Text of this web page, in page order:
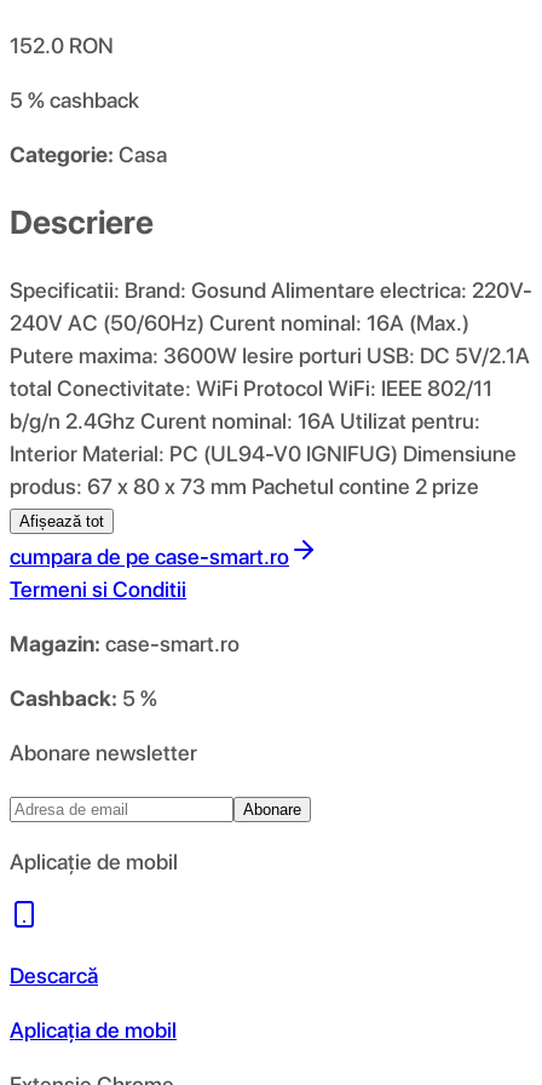
152.0 RON
5 %cashback
Categorie: Casa
Descriere
Specificatii: Brand: Gosund Alimentare electrica: 220V-
240V AC (50/60Hz) Curent nominal: 16A (Max.)
Putere maxima: 3600W Iesire porturi USB: DC 5V/2.1A
total Conectivitate: WiFi Protocol WiFi: IEEE 802/11
b/g/n 2.4Ghz Curent nominal: 16A Utilizat pentru:
Interior Material: PC (UL94-V0 IGNIFUG) Dimensiune
produs: 67 x 80 x 73 mm Pachetul contine 2 prize
Afișează tot
cumpara de pe case-smart.ro
Termeni si Conditii
Magazin: case-smart.ro
Cashback: 5 %
Abonare newsletter
Abonare
Aplicație de mobil
Descarcă
Aplicația de mobil